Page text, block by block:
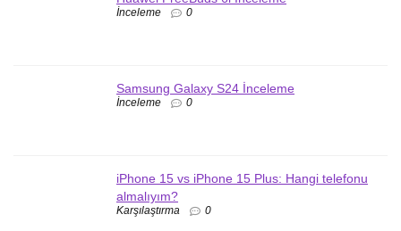
İnceleme 0
Samsung Galaxy S24 İnceleme
İnceleme 0
iPhone 15 vs iPhone 15 Plus: Hangi telefonu
almalıyım?
Karşılaştırma 0